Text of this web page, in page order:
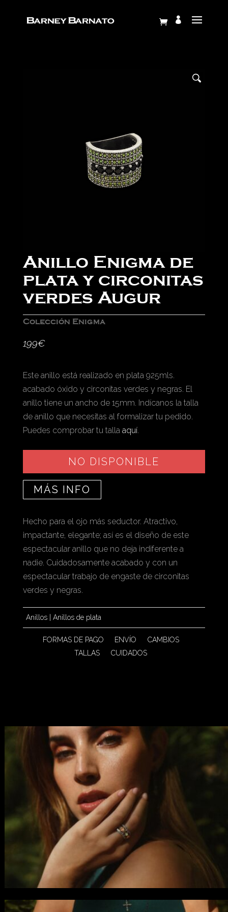
Anillo Enigma de
plata y circonitas
verdes Augur
Colección Enigma
199€
Este anillo está realizado en plata 925mls.
acabado óxido y circonitas verdes y negras. El
anillo tiene un ancho de 15mm. Indícanos la talla
de anillo que necesitas al formalizar tu pedido.
Puedes comprobar tu talla aquí.
NO DISPONIBLE
MÁS INFO
Hecho para el ojo más seductor. Atractivo,
impactante, elegante; así es el diseño de este
espectacular anillo que no deja indiferente a
nadie. Cuidadosamente acabado y con un
espectacular trabajo de engaste de circonitas
verdes y negras.
Anillos| Anillos de plata
FORMAS DE PAGO ENVÍO
CAMBIOS
TALLAS
CUIDADOS